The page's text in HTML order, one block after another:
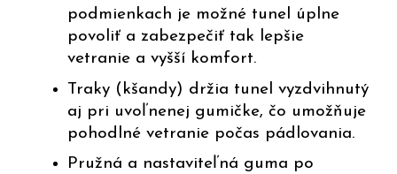
podmienkach je možné tunel úplne
povoliť a zabezpečiť tak lepšie
vetranie a vyšší komfort.
Traky (kšandy) držia tunel vyzdvihnutý
aj pri uvoľnenej gumičke, čo umožňuje
pohodlné vetranie počas pádlovania.
Pružná a nastaviteľná guma po